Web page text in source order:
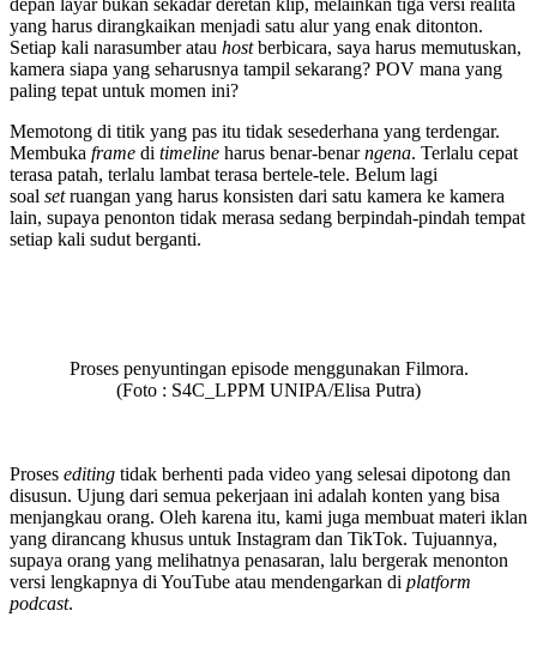
depan layar bukan sekadar deretan klip, melainkan tiga versi realita
yang harus dirangkaikan menjadi satu alur yang enak ditonton.
Setiap kali narasumber atau hostberbicara, saya harus memutuskan,
kamera siapa yang seharusnya tampil sekarang? POV mana yang
paling tepat untuk momen ini?
Memotong di titik yang pas itu tidak sesederhana yang terdengar.
Membuka frame di timeline harus benar-benarngena. Terlalu cepat
terasa patah, terlalu lambat terasa bertele-tele. Belum lagi
soal setruangan yang harus konsisten dari satu kamera ke kamera
lain, supaya penonton tidak merasa sedang berpindah-pindah tempat
setiap kali sudut berganti.
Proses penyuntingan episode menggunakan Filmora.
(Foto : S4C_LPPM UNIPA/Elisa Putra)
Proses editing tidak berhenti pada video yang selesai dipotong dan
disusun. Ujung dari semua pekerjaan ini adalah konten yang bisa
menjangkau orang. Oleh karena itu, kami juga membuat materi iklan
yang dirancang khusus untuk Instagram dan TikTok. Tujuannya,
supaya orang yang melihatnya penasaran, lalu bergerak menonton
versi lengkapnya di YouTube atau mendengarkan di platform
podcast.